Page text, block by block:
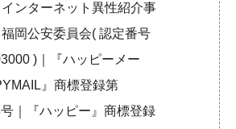
ンターネット異性紹介事
岡公安委員会( 認定番号
)｜『ハッピーメー
』商標登録第
｜『ハッピー』商標登録